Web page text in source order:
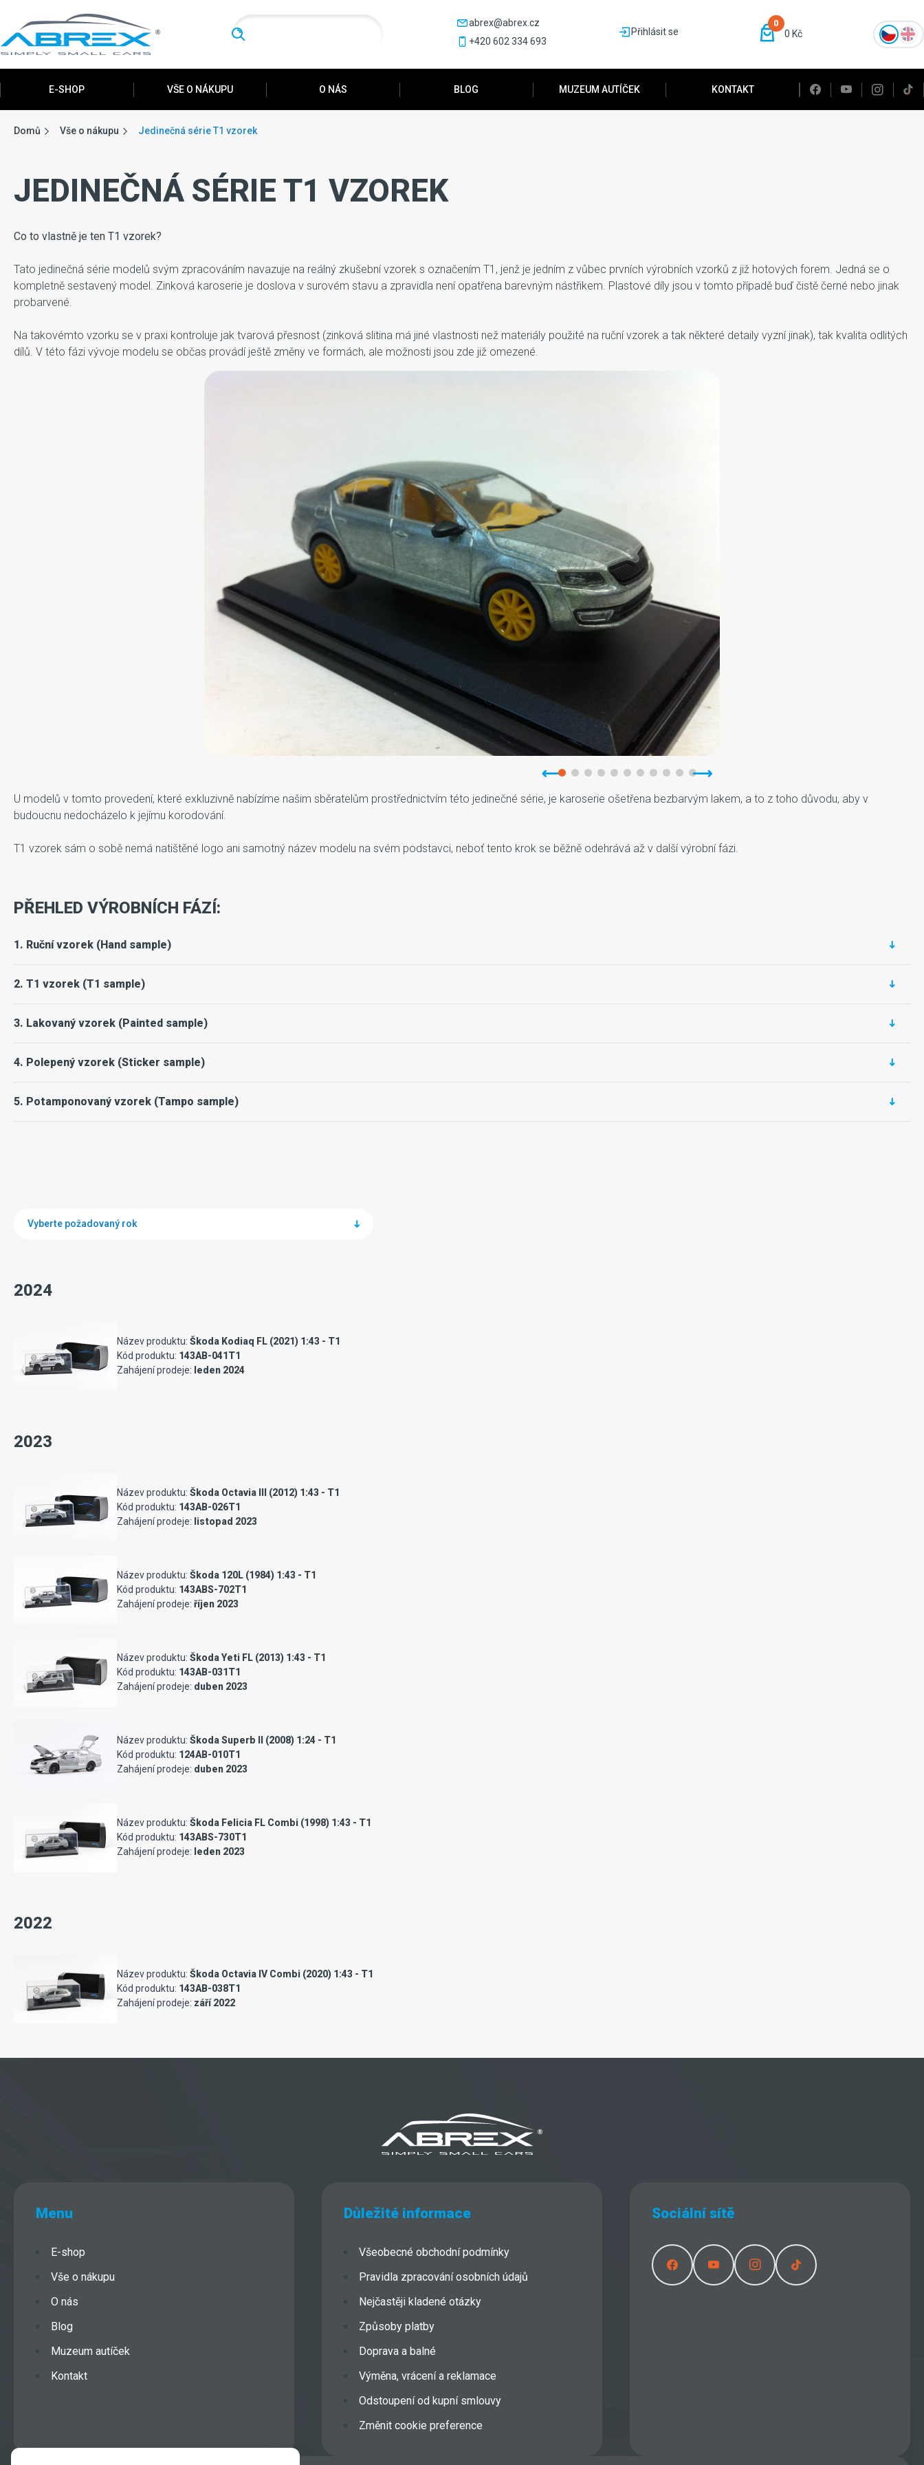
Hledat
abrex@abrex.cz
+420 602 334 693
Přihlásit se
0
0 Kč
E-SHOP VŠE O NÁKUPU O NÁS BLOG MUZEUM AUTÍČEK KONTAKT
Domů Vše o nákupu Jedinečná série T1 vzorek
JEDINEČNÁ SÉRIE T1 VZOREK
Co to vlastně je ten T1 vzorek?
Tato jedinečná série modelů svým zpracováním navazuje na reálný zkušební vzorek s označením T1, jenž je jedním z vůbec prvních výrobních vzorků z již hotových forem. Jedná se o
kompletně sestavený model. Zinková karoserie je doslova v surovém stavu a zpravidla není opatřena barevným nástřikem. Plastové díly jsou v tomto případě buď čistě černé nebo jinak
probarvené.
Na takovémto vzorku se v praxi kontroluje jak tvarová přesnost (zinková slitina má jiné vlastnosti než materiály použité na ruční vzorek a tak některé detaily vyzní jinak), tak kvalita odlitých
dílů. V této fázi vývoje modelu se občas provádí ještě změny ve formách, ale možnosti jsou zde již omezené.
U modelů v tomto provedení, které exkluzivně nabízíme našim sběratelům prostřednictvím této jedinečné série, je karoserie ošetřena bezbarvým lakem, a to z toho důvodu, aby v
budoucnu nedocházelo k jejímu korodování.
T1 vzorek sám o sobě nemá natištěné logo ani samotný název modelu na svém podstavci, neboť tento krok se běžně odehrává až v další výrobní fázi.
PŘEHLED VÝROBNÍCH FÁZÍ:
1. Ruční vzorek (Hand sample)
2. T1 vzorek (T1 sample)
3. Lakovaný vzorek (Painted sample)
4. Polepený vzorek (Sticker sample)
5. Potamponovaný vzorek (Tampo sample)
Vyberte požadovaný rok
2024
Název produktu: Škoda Kodiaq FL (2021) 1:43 - T1
Kód produktu: 143AB-041T1
Zahájení prodeje: leden 2024
2023
Název produktu: Škoda Octavia III (2012) 1:43 - T1
Kód produktu: 143AB-026T1
Zahájení prodeje: listopad 2023
Název produktu: Škoda 120L (1984) 1:43 - T1
Kód produktu: 143ABS-702T1
Zahájení prodeje: říjen 2023
Název produktu: Škoda Yeti FL (2013) 1:43 - T1
Kód produktu: 143AB-031T1
Zahájení prodeje: duben 2023
Název produktu: Škoda Superb II (2008) 1:24 - T1
Kód produktu: 124AB-010T1
Zahájení prodeje: duben 2023
Název produktu: Škoda Felicia FL Combi (1998) 1:43 - T1
Kód produktu: 143ABS-730T1
Zahájení prodeje: leden 2023
2022
Název produktu: Škoda Octavia IV Combi (2020) 1:43 - T1
Kód produktu: 143AB-038T1
Zahájení prodeje: září 2022
Menu
E-shop
Vše o nákupu
O nás
Blog
Muzeum autíček
Kontakt
Důležité informace
Všeobecné obchodní podmínky
Pravidla zpracování osobních údajů
Nejčastěji kladené otázky
Způsoby platby
Doprava a balné
Výměna, vrácení a reklamace
Odstoupení od kupní smlouvy
Změnit cookie preference
Sociální sítě